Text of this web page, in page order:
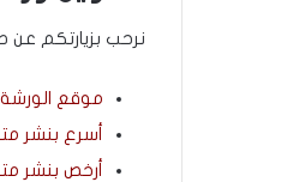
نرحب بزيارتكم عن
موقع
أسرع بنشر
أرخص بنشر